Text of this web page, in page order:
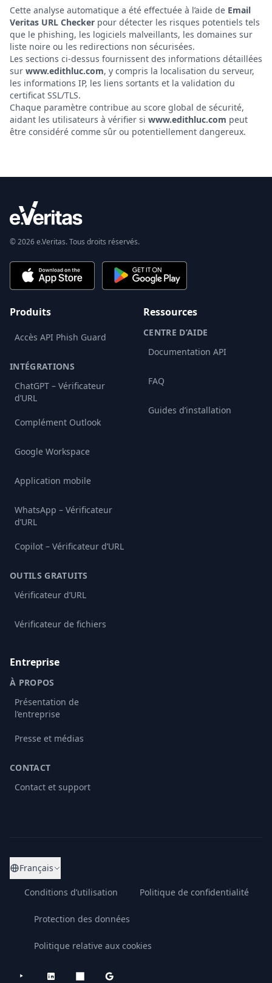
Cette analyse automatique a été effectuée à l’aide de Email
Veritas URL Checker pour détecter les risques potentiels tels
que le phishing, les logiciels malveillants, les domaines sur
liste noire ou les redirections non sécurisées.
Les sections ci-dessus fournissent des informations détaillées
sur www.edithluc.com, y compris la localisation du serveur,
les informations IP, les liens sortants et la validation du
certificat SSL/TLS.
Chaque paramètre contribue au score global de sécurité,
aidant les utilisateurs à vérifier si www.edithluc.com peut
être considéré comme sûr ou potentiellement dangereux.
© 2026 e.Veritas. Tous droits réservés.
Produits
Accès API Phish Guard
INTÉGRATIONS
ChatGPT – Vérificateur
d’URL
Complément Outlook
Google Workspace
Application mobile
WhatsApp – Vérificateur
d’URL
Copilot – Vérificateur d’URL
OUTILS GRATUITS
Vérificateur d’URL
Vérificateur de fichiers
Ressources
CENTRE D’AIDE
Documentation API
FAQ
Guides d’installation
Entreprise
À PROPOS
Présentation de
l’entreprise
Presse et médias
CONTACT
Contact et support
Français
Conditions d’utilisation Politique de confidentialité
Protection des données
Politique relative aux cookies